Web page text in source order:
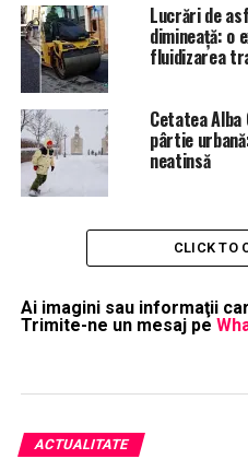
Lucrări de
dimineață: o
fluidizarea
Cetatea
pârtie
neatinsă
CLICK TO
Ai imagini sau informaţii
Trimite-ne un mesaj pe
ACTUALITATE